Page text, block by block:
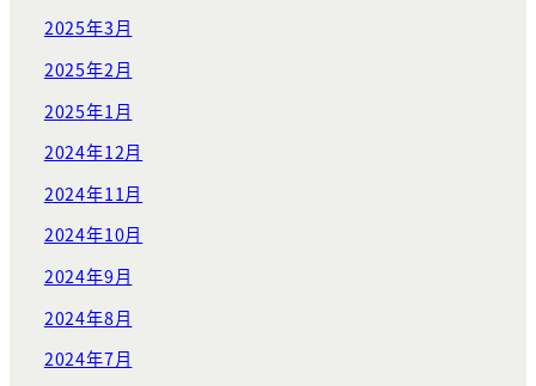
2025年3月
2025年2月
2025年1月
2024年12月
2024年11月
2024年10月
2024年9月
2024年8月
2024年7月